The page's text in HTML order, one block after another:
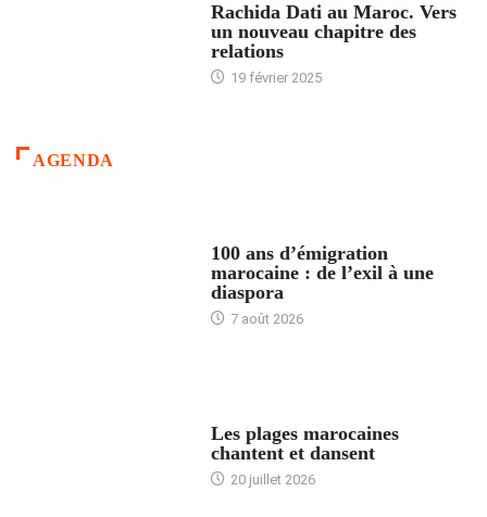
Rachida Dati au Maroc. Vers
un nouveau chapitre des
relations
19 février 2025
AGENDA
100 ans d’émigration
marocaine : de l’exil à une
diaspora
7 août 2026
Les plages marocaines
chantent et dansent
20 juillet 2026